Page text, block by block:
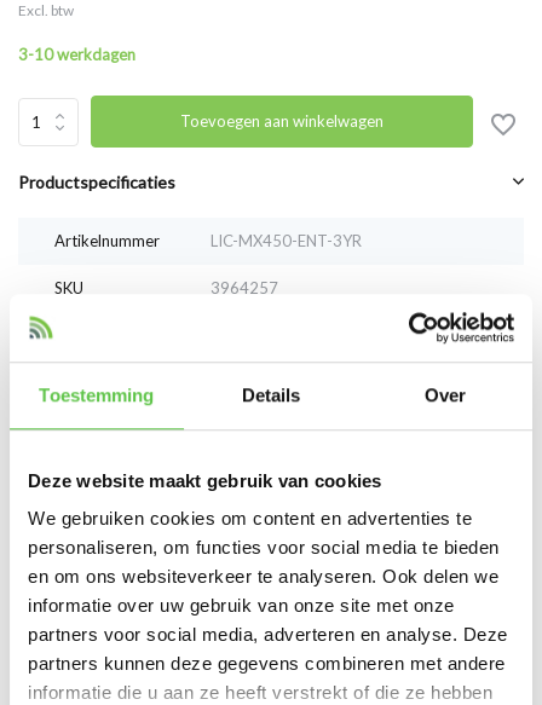
Toestemming Details Over
Deze website maakt gebruik van cookies
We gebruiken cookies om content en advertenties te
personaliseren, om functies voor social media te bieden
en om ons websiteverkeer te analyseren. Ook delen we
informatie over uw gebruik van onze site met onze
partners voor social media, adverteren en analyse. Deze
partners kunnen deze gegevens combineren met andere
informatie die u aan ze heeft verstrekt of die ze hebben
Excl. btw
3-10 werkdagen
Toevoegen aan winkelwagen
Productspecificaties
Artikelnummer LIC-MX450-ENT-3YR
SKU 3964257
Vergelijk Delen
Reviews
Based on 0 reviews
Er zijn nog geen reviews geschreven over dit product..